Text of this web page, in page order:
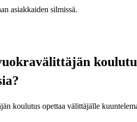
asiakkaiden silmissä.
koulutus opettaa välittäjälle